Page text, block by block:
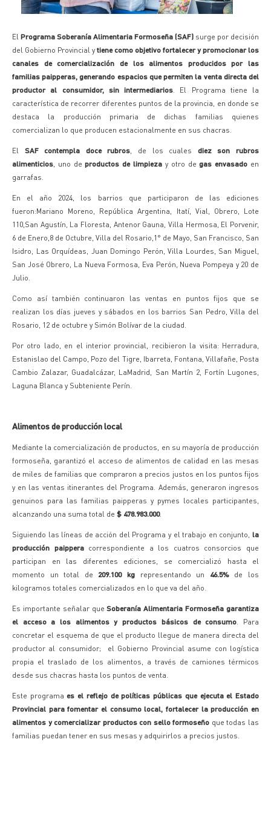
El Programa Soberanía Alimentaria Formoseña (SAF) surge por decisión
del Gobierno Provincial y tiene como objetivo fortalecer y promocionar los
canales de comercialización de los alimentos producidos por las
familias paipperas, generando espacios que permiten la venta directa del
productor al consumidor, sin intermediarios. El Programa tiene la
característica de recorrer diferentes puntos de la provincia, en donde se
destaca la producción primaria de dichas familias quienes
comercializan lo que producen estacionalmente en sus chacras.
El SAF contempla doce rubros, de los cuales diez son rubros
alimenticios, uno deproductos de limpieza y otro de gas envasado en
garrafas.
En el año 2024, los barrios que participaron de las ediciones
fueron:Mariano Moreno, República Argentina, Itatí, Vial, Obrero, Lote
110,San Agustín, La Floresta, Antenor Gauna, Villa Hermosa, El Porvenir,
6 de Enero,8 de Octubre, Villa del Rosario,1° de Mayo, San Francisco, San
Isidro, Las Orquídeas, Juan Domingo Perón, Villa Lourdes, San Miguel,
San José Obrero, La Nueva Formosa, Eva Perón, Nueva Pompeya y 20 de
Julio.
Como así también continuaron las ventas en puntos fijos que se
realizan los días jueves y sábados en los barrios San Pedro, Villa del
Rosario, 12 de octubre y Simón Bolívar de la ciudad.
Por otro lado, en el interior provincial, recibieron la visita: Herradura,
Estanislao del Campo, Pozo del Tigre, Ibarreta, Fontana, Villafañe, Posta
Cambio Zalazar, Guadalcázar, LaMadrid, San Martín 2, Fortín Lugones,
Laguna Blanca y Subteniente Perín.
Alimentos de producción local
Mediante la comercialización de productos, en su mayoría de producción
formoseña, garantizó el acceso de alimentos de calidad en las mesas
de miles de familias que compraron a precios justos en los puntos fijos
y en las ventas itinerantes del Programa. Además, generaron ingresos
genuinos para las familias paipperas y pymes locales participantes,
alcanzando una suma total de $ 478.983.000.
Siguiendo las líneas de acción del Programa y el trabajo en conjunto, la
producción paipperacorrespondiente a los cuatros consorcios que
participan en las diferentes ediciones, se comercializó hasta el
momento un total de 209.100 kg representando un 46.5%de los
kilogramos totales comercializados en lo que va del año.
Es importante señalar queSoberanía Alimentaria Formoseñagarantiza
el acceso a los alimentos y productos básicos de consumo. Para
concretar el esquema de que el producto llegue de manera directa del
productor al consumidor; el Gobierno Provincial asume con logística
propia el traslado de los alimentos, a través de camiones térmicos
desde sus chacras hasta los puntos de venta.
Este programaes el reflejo de políticas públicas que ejecuta el Estado
Provincial para fomentar el consumo local, fortalecer la producción en
alimentos y comercializar productos con sello formoseño que todas las
familias puedan tener en sus mesas y adquirirlos a precios justos.